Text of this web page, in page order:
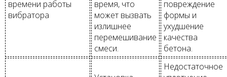
времени работы
вибратора
время, что
может вызвать
излишнее
перемешивание
смеси.
повреждение
формы и
ухудшение
качества
бетона.
Недостаточное